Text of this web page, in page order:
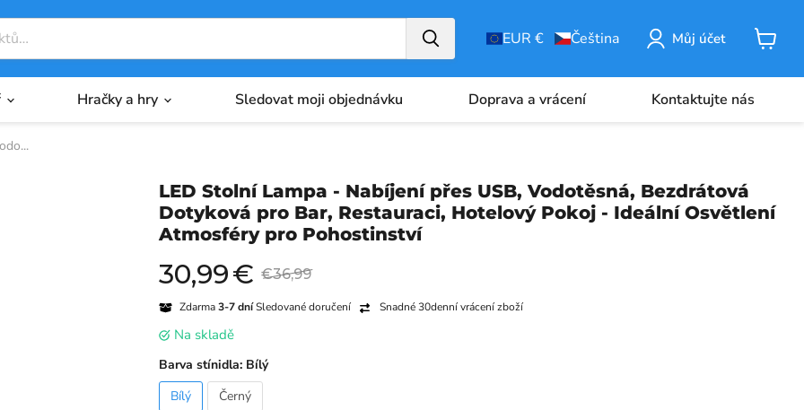
EUR € Čeština Můj účet
Hračky a hry Sledovat moji objednávku Doprava a vrácení Kontaktujte nás
LED Stolní Lampa - Nabíjení přes USB, Vodotěsná, Bezdrátová
Dotyková pro Bar, Restauraci, Hotelový Pokoj - Ideální Osvětlení
Atmosféry pro Pohostinství
Aktuální cena
30,99€ Původní cena
€36,99
Zdarma3-7 dníSledované doručení Snadné 30denní vrácení zboží
na skladě
Barva stínidla: Bílý
Bílý
Černý